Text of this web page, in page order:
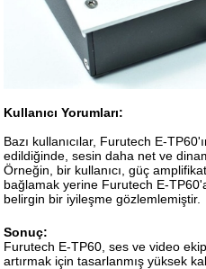
Kullanıcı Yorumları:
Bazı kullanıcılar, Furutech E-
edildiğinde, sesin daha net ve
Örneğin, bir kullanıcı, güç
bağlamak yerine Furutech E-
belirgin bir iyileşme gözlemlemiştir.
Sonuç:
Furutech E-TP60, ses ve video
artırmak için tasarlanmış yüksek